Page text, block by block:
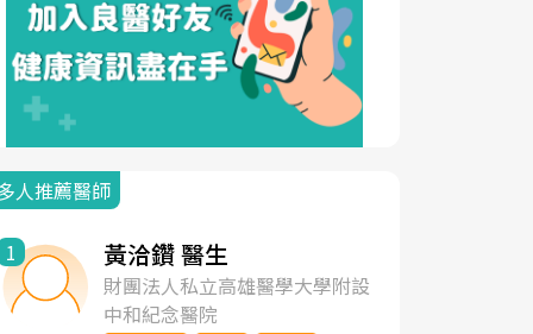
人推薦醫師
1 黃洽鑽 醫生
財團法人私立高雄醫學大學附設
中和紀念醫院